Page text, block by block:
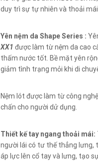
duy trì sự tự nhiên và thoải
Yên nệm da Shape Series :
XX1 được làm từ nệm da cao
thấm nước tốt. Bề mặt yên
giảm tình trạng mỏi khi di
Nệm lót được làm từ công
chấn cho người dử dụng.
Thiết kế tay ngang thoải mái:
người lái có tư thế thẳng lưng,
áp lực lên cổ tay và lưng, tạo